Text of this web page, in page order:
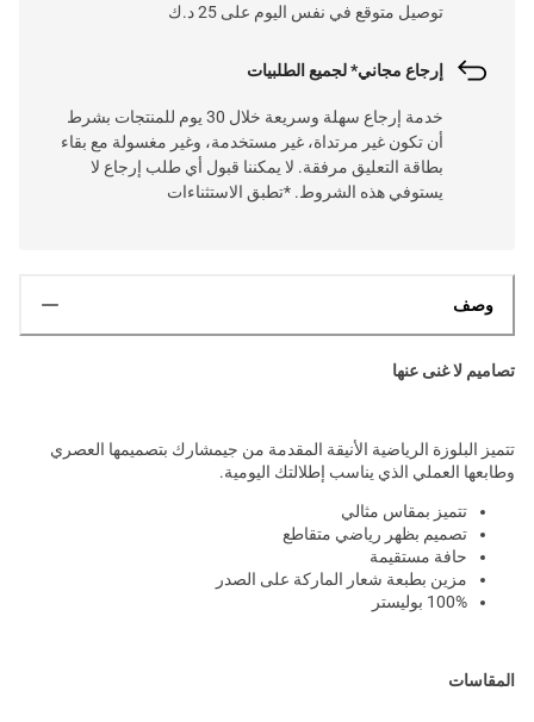
توصيل متوقع في نفس اليوم على 25 د.ك
إرجاع مجاني* لجميع الطلبيات
خدمة إرجاع سهلة وسريعة خلال 30 يوم للمنتجات بشرط
أن تكون غير مرتداة، غير مستخدمة، وغير مغسولة مع بقاء
بطاقة التعليق مرفقة. لا يمكننا قبول أي طلب إرجاع لا
يستوفي هذه الشروط. *تطبق الاستثناءات
وصف
تصاميم لا غنى عنها
تتميز البلوزة الرياضية الأنيقة المقدمة من جيمشارك بتصميمها العصري
وطابعها العملي الذي يناسب إطلالتك اليومية.
تتميز بمقاس مثالي
تصميم بظهر رياضي متقاطع
حافة مستقيمة
مزين بطبعة شعار الماركة على الصدر
100% بوليستر
المقاسات